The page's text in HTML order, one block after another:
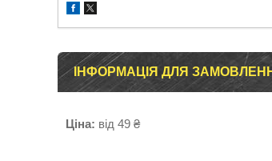
ІНФОРМАЦІЯ ДЛЯ
Ціна: від 49 ₴